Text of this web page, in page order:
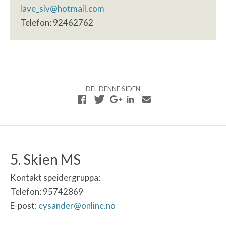
lave_siv@hotmail.com
Telefon: 92462762
DEL DENNE SIDEN
5. Skien MS
Kontakt speidergruppa:
Telefon: 95742869
E-post: eysander@online.no